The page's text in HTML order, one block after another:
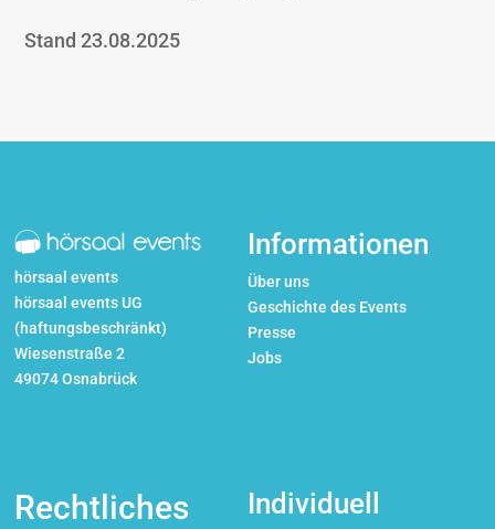
Stand 23.08.2025
hörsaal events
hörsaal events UG
(haftungsbeschränkt)
Wiesenstraße 2
49074 Osnabrück
Informationen
Über uns
Geschichte des Events
Presse
Jobs
Rechtliches Individuell